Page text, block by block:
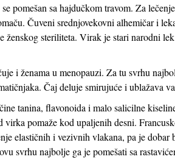
pomešan sa hajdučkom travom. Za
Čuveni srednjovekovni alhemičar i
ženskog steriliteta. Virak je stari narodni
i ženama u menopauzi. Za tu svrhu
Čaj deluje smirujuće i ublažava
tanina, flavonoida i malo salicilne
virka pomaže kod upaljenih desni.
elastičnih i vezivnih vlakana, pa je
svrhu najbolje ga je pomešati sa